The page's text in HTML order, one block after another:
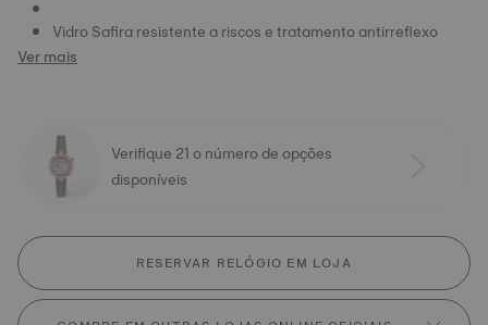
Vidro Safira resistente a riscos e tratamento antirreflexo
Ver mais
Verifique 21 o número de opções
disponíveis
RESERVAR RELÓGIO EM LOJA